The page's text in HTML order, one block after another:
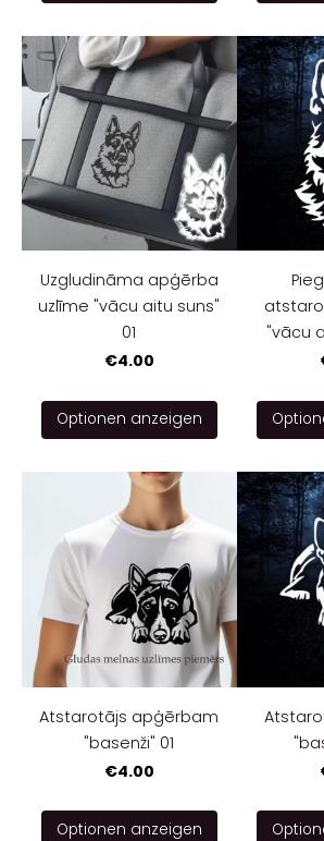
Uzgludināma apģērba
uzlīme "vācu aitu suns"
01
€4.00
Optionen anzeigen
"vācu
Atstarotājs apģērbam
"basenži" 01
€4.00
Optionen anzeigen